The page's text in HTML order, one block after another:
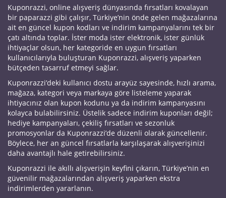
Kuponrazzi, online alışveriş dünyasında fırsatları kovalayan
bir paparazzi gibi çalışır, Türkiye’nin önde gelen mağazalarına
ait en güncel kupon kodları ve indirim kampanyalarını tek bir
çatı altında toplar. İster moda ister elektronik, ister günlük
ihtiyaçlar olsun, her kategoride en uygun fırsatları
kullanıcılarıyla buluşturan Kuponrazzi, alışveriş yaparken
bütçeden tasarruf etmeyi sağlar.
Kuponrazzi’deki kullanıcı dostu arayüz sayesinde, hızlı arama,
mağaza, kategori veya markaya göre listeleme yaparak
ihtiyacınız olan kupon kodunu ya da indirim kampanyasını
kolayca bulabilirsiniz. Üstelik sadece indirim kuponları değil;
hediye kampanyaları, çekiliş fırsatları ve sezonluk
promosyonlar da Kuponrazzi’de düzenli olarak güncellenir.
Böylece, her an güncel fırsatlarla karşılaşarak alışverişinizi
daha avantajlı hale getirebilirsiniz.
Kuponrazzi ile akıllı alışverişin keyfini çıkarın, Türkiye’nin en
güvenilir mağazalarından alışveriş yaparken ekstra
indirimlerden yararlanın.